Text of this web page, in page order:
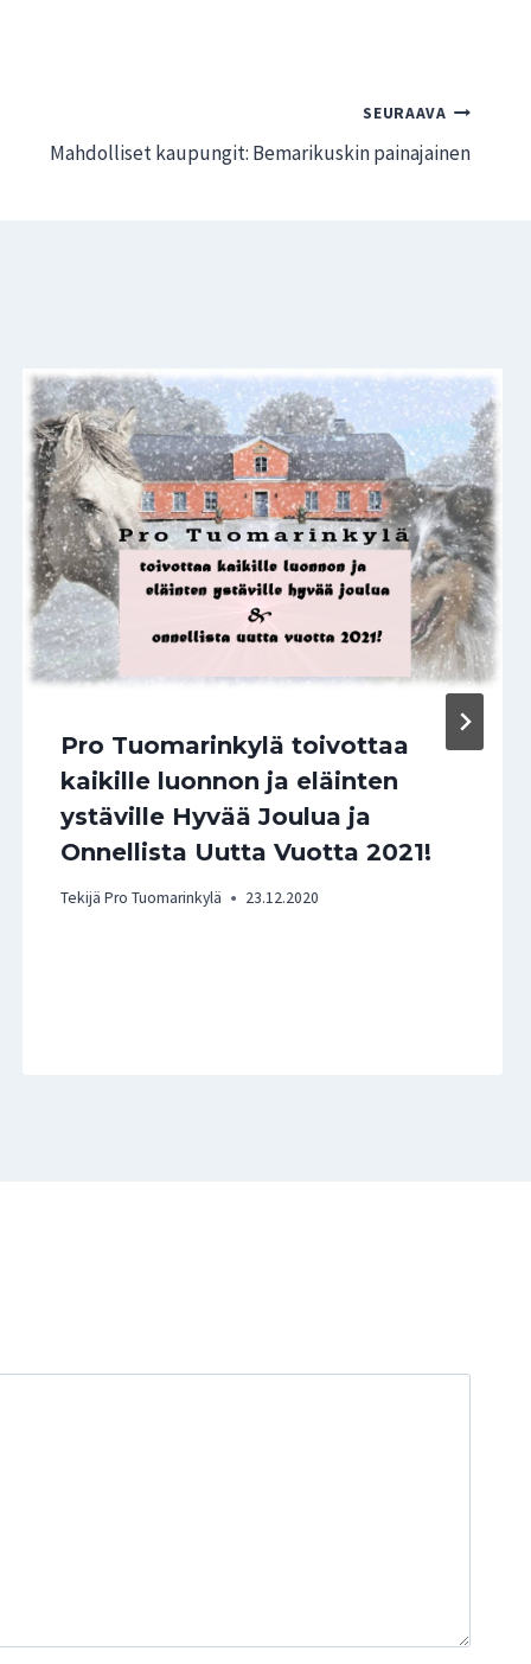
SEURAAVA
Mahdolliset kaupungit: Bemarikuskin painajainen
Pro Tuomarinkylä toivottaa
kaikille luonnon ja eläinten
ystäville Hyvää Joulua ja
Onnellista Uutta Vuotta 2021!
Tekijä Pro Tuomarinkylä 23.12.2020